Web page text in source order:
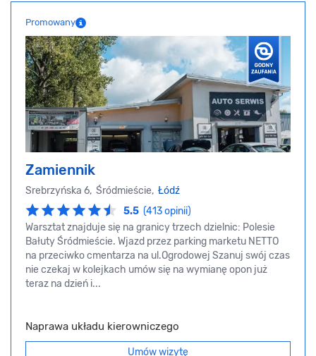
Promowany
Zamiennik
Srebrzyńska 6, Śródmieście, Łódź
5.5 (413 opinii)
Warsztat znajduje się na granicy trzech dzielnic: Polesie
Bałuty Śródmieście. Wjazd przez parking marketu NETTO
na przeciwko cmentarza na ul.Ogrodowej Szanuj swój czas
nie czekaj w kolejkach umów się na wymianę opon już
teraz na dzień i...
Naprawa układu kierowniczego
Umów wizytę